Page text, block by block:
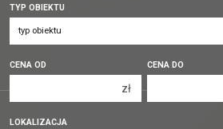
TYP OBIEKTU
CENA OD
zł
CENA DO
LOKALIZACJA